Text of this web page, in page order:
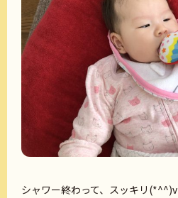
シャワー終わって、スッキリ(*^^)v